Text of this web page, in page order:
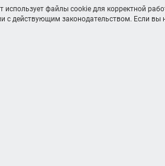
использует файлы cookie для корректной
с действующим законодательством. Если вы